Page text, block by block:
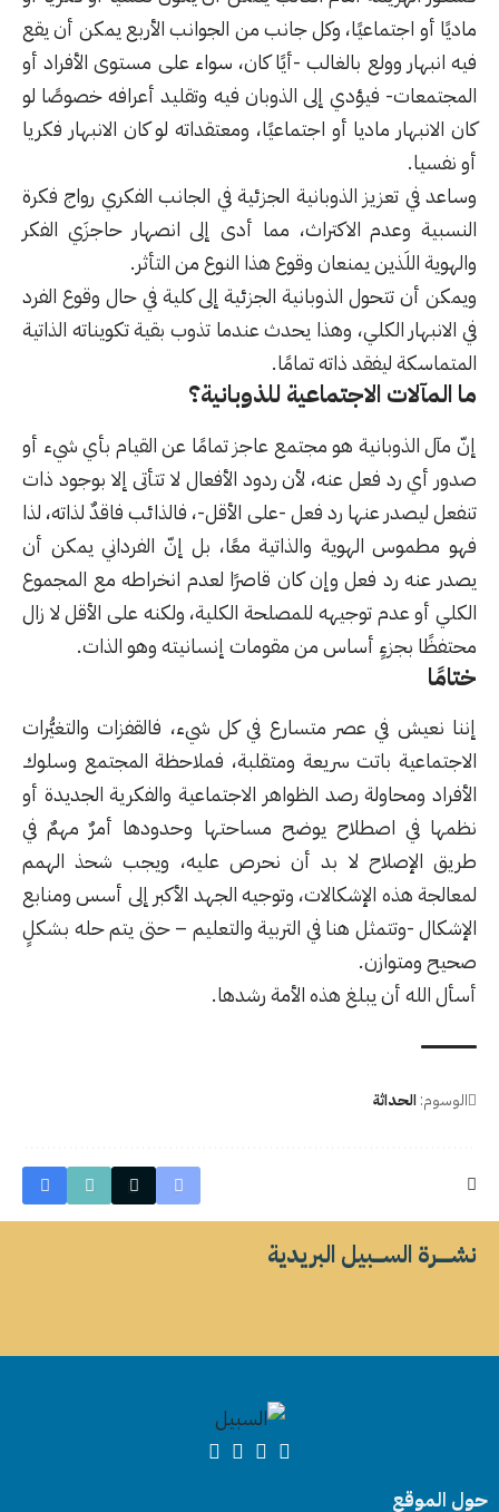
ماديًا أو اجتماعيًا، وكل جانب من الجوانب الأربع يمكن أن يقع
فيه انبهار وولع بالغالب -أيًا كان، سواء على مستوى الأفراد أو
المجتمعات- فيؤدي إلى الذوبان فيه وتقليد أعرافه خصوصًا لو
كان الانبهار ماديا أو اجتماعيًا، ومعتقداته لو كان الانبهار فكريا
أو نفسيا.
وساعد في تعزيز الذوبانية الجزئية في الجانب الفكري رواج فكرة
النسبية وعدم الاكتراث، مما أدى إلى انصهار حاجزَي الفكر
والهوية اللَذين يمنعان وقوع هذا النوع من التأثر.
ويمكن أن تتحول الذوبانية الجزئية إلى كلية في حال وقوع الفرد
في الانبهار الكلي، وهذا يحدث عندما تذوب بقية تكويناته الذاتية
المتماسكة ليفقد ذاته تمامًا.
ما المآلات الاجتماعية للذوبانية؟
إنّ مآل الذوبانية هو مجتمع عاجز تمامًا عن القيام بأي شيء أو
صدور أي رد فعل عنه، لأن ردود الأفعال لا تتأتى إلا بوجود ذات
تنفعل ليصدر عنها رد فعل -على الأقل-، فالذائب فاقدٌ لذاته، لذا
فهو مطموس الهوية والذاتية معًا، بل إنّ الفرداني يمكن أن
يصدر عنه رد فعل وإن كان قاصرًا لعدم انخراطه مع المجموع
الكلي أو عدم توجيهه للمصلحة الكلية، ولكنه على الأقل لا زال
محتفظًا بجزءٍ أساس من مقومات إنسانيته وهو الذات.
ختامًا
إننا نعيش في عصر متسارع في كل شيء، فالقفزات والتغيُّرات
الاجتماعية باتت سريعة ومتقلبة، فملاحظة المجتمع وسلوك
الأفراد ومحاولة رصد الظواهر الاجتماعية والفكرية الجديدة أو
نظمها في اصطلاح يوضح مساحتها وحدودها أمرٌ مهمٌ في
طريق الإصلاح لا بد أن نحرص عليه، ويجب شحذ الهمم
لمعالجة هذه الإشكالات، وتوجيه الجهد الأكبر إلى أسس ومنابع
الإشكال -وتتمثل هنا في التربية والتعليم – حتى يتم حله بشكلٍ
صحيح ومتوازن.
أسأل الله أن يبلغ هذه الأمة رشدها.
الوسوم:الحداثة
نشــــــرة الســــبيل البريدية
حول الموقع